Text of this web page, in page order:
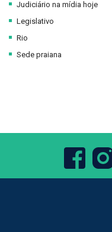
Judiciário na mídia hoje
Legislativo
Rio
Sede praiana